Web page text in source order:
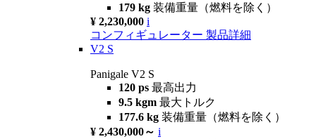
179 kg 装備重量（燃料を除く）
¥ 2,230,000 i
コンフィギュレーター 製品詳細
V2 S
Panigale V2 S
120 ps 最高出力
9.5 kgm 最大トルク
177.6 kg 装備重量（燃料を除く）
¥ 2,430,000～ i